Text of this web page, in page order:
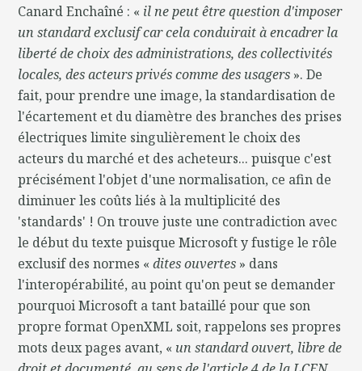
Canard Enchaîné : « il ne peut être question d'imposer
un standard exclusif car cela conduirait à encadrer la
liberté de choix des administrations, des collectivités
locales, des acteurs privés comme des usagers ». De
fait, pour prendre une image, la standardisation de
l'écartement et du diamètre des branches des prises
électriques limite singulièrement le choix des
acteurs du marché et des acheteurs... puisque c'est
précisément l'objet d'une normalisation, ce afin de
diminuer les coûts liés à la multiplicité des
'standards' ! On trouve juste une contradiction avec
le début du texte puisque Microsoft y fustige le rôle
exclusif des normes «dites ouvertes » dans
l'interopérabilité, au point qu'on peut se demander
pourquoi Microsoft a tant bataillé pour que son
propre format OpenXML soit, rappelons ses propres
mots deux pages avant, « un standard ouvert, libre de